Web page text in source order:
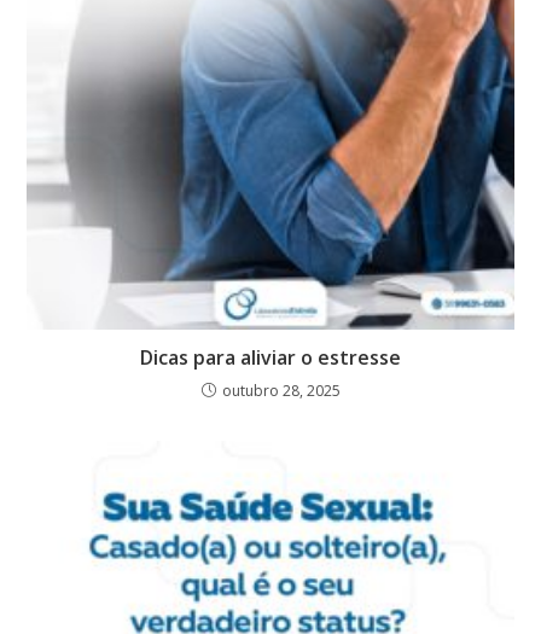
Dicas para aliviar o estresse
outubro 28, 2025